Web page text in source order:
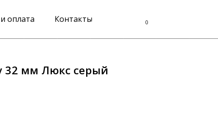
0
оплата Контакты
32 мм Люкс серый